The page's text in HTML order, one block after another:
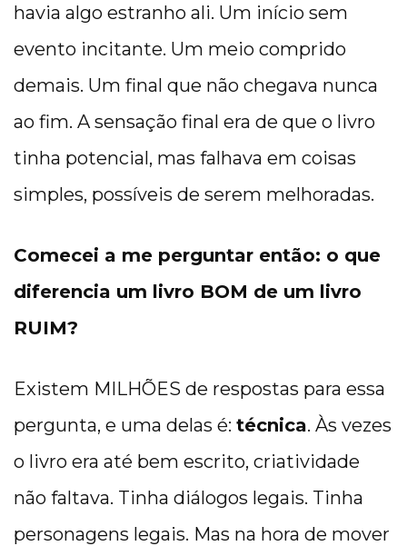
havia algo estranho ali. Um início sem
evento incitante. Um meio comprido
demais. Um final que não chegava nunca
ao fim. A sensação final era de que o livro
tinha potencial, mas falhava em coisas
simples, possíveis de serem melhoradas.
Comecei a me perguntar então: o que
diferencia um livro BOM de um livro
RUIM?
Existem MILHÕES de respostas para essa
pergunta, e uma delas é: técnica. Às vezes
o livro era até bem escrito, criatividade
não faltava. Tinha diálogos legais. Tinha
personagens legais. Mas na hora de mover